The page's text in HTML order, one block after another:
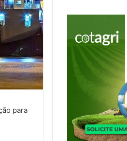
para